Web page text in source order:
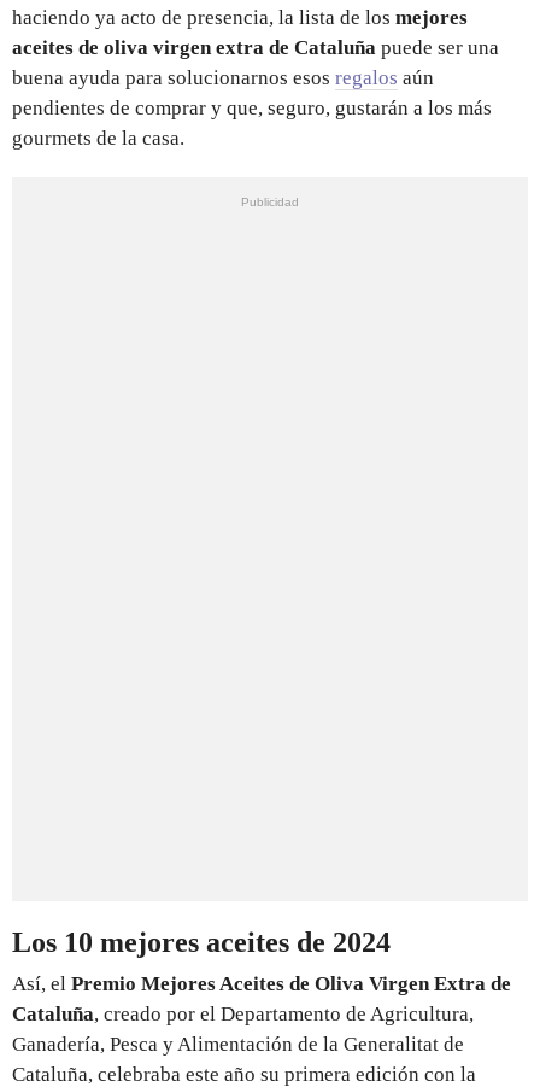
haciendo ya acto de presencia, la lista de los mejores
aceites de oliva virgen extra de Cataluña puede ser una
buena ayuda para solucionarnos esos regalos aún
pendientes de comprar y que, seguro, gustarán a los más
gourmets de la casa.
Los 10 mejores aceites de 2024
Así, el Premio Mejores Aceites de Oliva Virgen Extra de
Cataluña, creado por el Departamento de Agricultura,
Ganadería, Pesca y Alimentación de la Generalitat de
Cataluña, celebraba este año su primera edición con la